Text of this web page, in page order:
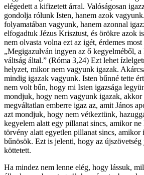
elégedett a kifizetett árral. Valóságosan
gondolja rólunk Isten, hanem azok
folyamatában vagyunk, hanem azonnal
elfogadtuk Jézus Krisztust, és örökre azok
nem olvasta volna ezt az igét, érdemes most
„Megigazulván ingyen az ő kegyelméből, a
váltság által.” (Róma 3,24) Ezt lehet
helyzet, mikor nem vagyunk igazak.
mindig igazak vagyunk. Isten bűnné tette
nem volt bűn, hogy mi Isten igazsága
mondjuk, hogy nem vagyunk igazak, akkor
megváltatlan emberre igaz az, amit János
azt mondjuk, hogy nem vétkeztünk,
kegyelem alatt egy pillanat sincs, amikor
törvény alatt egyetlen pillanat sincs, amikor
bűnösök. Ezt is jelenti, hogy az újszövetség
köttetett.
Ha mindez nem lenne elég, hogy lássuk,